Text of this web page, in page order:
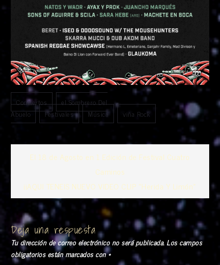
Conciertos
El Sombrero Del
Abuelo
Festivales Música Viña Rock
Navegación
de
entradas
El 18 de Agosto en 1 Edición de Festival Cuatro
Caminos
¡¡AQUI TENEIS NUEVO VIDEO CLIP «Herida Y Limón»
Deja una respuesta
Tu dirección de correo electrónico no será publicada. Los campos
obligatorios están marcados con*